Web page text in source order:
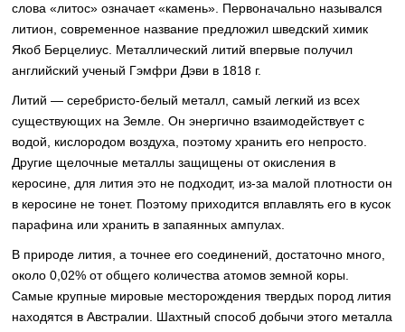
слова «литос» означает «камень». Первоначально назывался
литион, современное название предложил шведский химик
Якоб Берцелиус. Металлический литий впервые получил
английский ученый Гэмфри Дэви в 1818 г.
Литий — серебристо-белый металл, самый легкий из всех
существующих на Земле. Он энергично взаимодействует с
водой, кислородом воздуха, поэтому хранить его непросто.
Другие щелочные металлы защищены от окисления в
керосине, для лития это не подходит, из-за малой плотности он
в керосине не тонет. Поэтому приходится вплавлять его в кусок
парафина или хранить в запаянных ампулах.
В природе лития, а точнее его соединений, достаточно много,
около 0,02% от общего количества атомов земной коры.
Самые крупные мировые месторождения твердых пород лития
находятся в Австралии. Шахтный способ добычи этого металла